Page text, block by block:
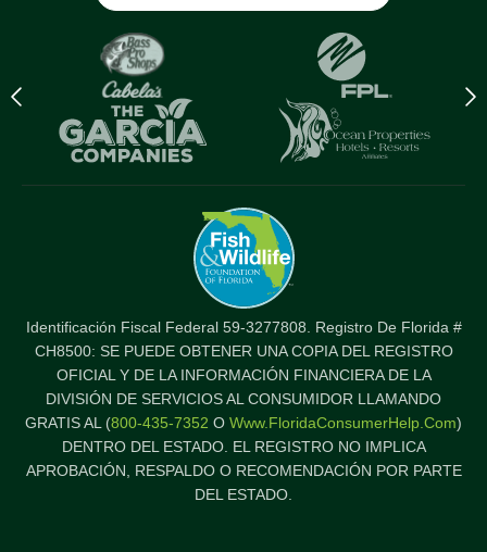
Previous
logo
Identificación Fiscal Federal 59-3277808. Registro De Florida #
CH8500: SE PUEDE OBTENER UNA COPIA DEL REGISTRO
OFICIAL Y DE LA INFORMACIÓN FINANCIERA DE LA
DIVISIÓN DE SERVICIOS AL CONSUMIDOR LLAMANDO
GRATIS AL (800-435-7352 O Www.FloridaConsumerHelp.com)
DENTRO DEL ESTADO. EL REGISTRO NO IMPLICA
APROBACIÓN, RESPALDO O RECOMENDACIÓN POR PARTE
DEL ESTADO.